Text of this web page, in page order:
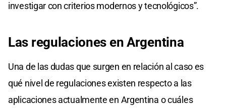
investigar con criterios modernos y tecnológicos”.
Las regulaciones en Argentina
Una de las dudas que surgen en relación al caso es
qué nivel de regulaciones existen respecto a las
aplicaciones actualmente en Argentina o cuáles